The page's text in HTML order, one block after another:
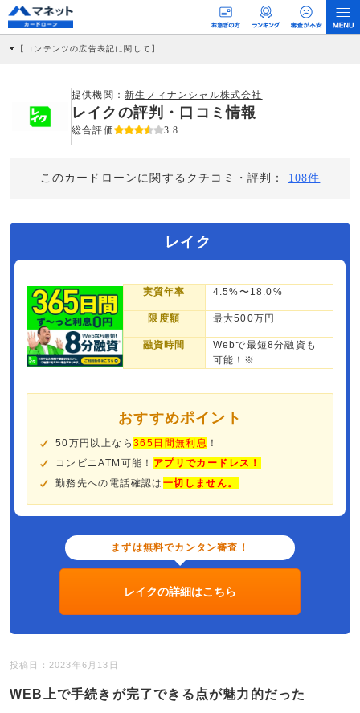
【コンテンツの広告表記に関して】
社に対して企業から紹介報酬が支払われるという収益モデルです。 ただし、特定の
商品を根拠なくPRするものではなく、当編集部の調査／ユーザーへの口コミ収集な
どに基づき、公平性を担保した情報提供を行っています。
>提携企業一覧
提供機関： 新生フィナンシャル株式会社
レイクの評判・口コミ情報
総合評価 3.8
このカードローンに関するクチコミ・評判： 108件
レイク
実質年率 4.5%〜18.0%
限度額 最大500万円
融資時間
Webで最短8分融資も
可能！※
おすすめポイント
50万円以上なら 365日間無利息 ！
コンビニATM可能！ アプリでカードレス！
勤務先への電話確認は 一切しません。
まずは無料でカンタン審査！
レイクの詳細はこちら
投稿日：2023年6月13日
WEB上で手続きが完了できる点が魅力的だった